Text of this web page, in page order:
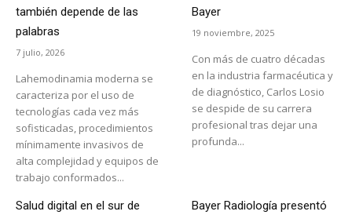
también depende de las
palabras
7 julio, 2026
Lahemodinamia moderna se
caracteriza por el uso de
tecnologías cada vez más
sofisticadas, procedimientos
mínimamente invasivos de
alta complejidad y equipos de
trabajo conformados...
Bayer
19 noviembre, 2025
Con más de cuatro décadas
en la industria farmacéutica y
de diagnóstico, Carlos Losio
se despide de su carrera
profesional tras dejar una
profunda...
Salud digital en el sur de
Bayer Radiología presentó